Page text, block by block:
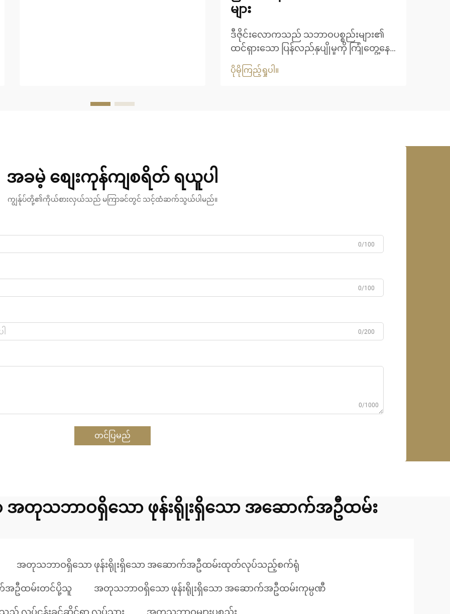
များ
ဒီဇိုင်းလောကသည် သဘာဝပစ္စည်းများ၏
ထင်ရှားသော ပြန်လည်နုပျိုမှုကို ကြုံတွေ့နေရ
ဆီးကန့်များနှင့် အဆောက်အဦပုံစံများတွင်
ပိုမိုကြည့်ရှုပါ။
အခမဲ့ စျေးကုန်ကျစရိတ် ရယူပါ
ကျွန်ုပ်တို့၏ကိုယ်စားလှယ်သည် မကြာခင်တွင် သင့်ထံဆက်သွယ်ပါမည်။
0/100
0/100
0/200
0/1000
တင်ပြမည်
အတုသဘာဝရှိသော ဖုန်းရိုုးရှိသော အဆောက်အဦထမ်း
အတုသဘာဝရှိသော ဖုန်းရိုုးရှိသော အဆောက်အဦထမ်းထုတ်လုပ်သည့်စက်ရုံ
အဦထမ်းတင်ပို့သူ အတုသဘာဝရှိသော ဖုန်းရိုုးရှိသော အဆောက်အဦထမ်းကုမ္ပဏီ
ည့် လုပ်ငန်းခွင်ဆိုင်ရာ လုပ်သား အတုသဘာဝများပစ္စည်း